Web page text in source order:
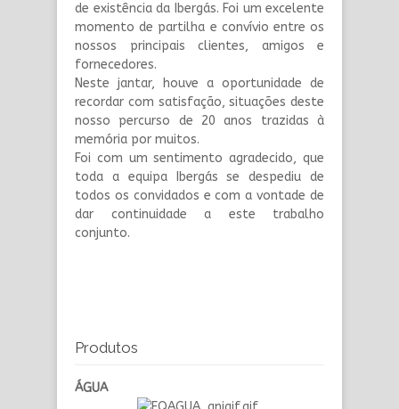
de existência da Ibergás. Foi um excelente
momento de partilha e convívio entre os
nossos principais clientes, amigos e
fornecedores.
Neste jantar, houve a oportunidade de
recordar com satisfação, situações deste
nosso percurso de 20 anos trazidas à
memória por muitos.
Foi com um sentimento agradecido, que
toda a equipa Ibergás se despediu de
todos os convidados e com a vontade de
dar continuidade a este trabalho
conjunto.
Produtos
ÁGUA